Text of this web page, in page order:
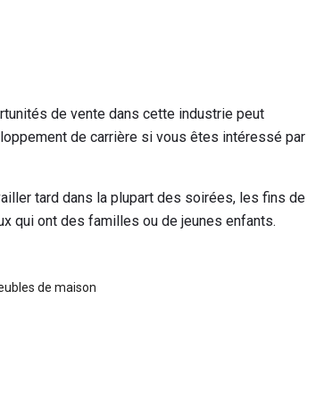
de vente dans cette industrie peut
de carrière si vous êtes intéressé par
tard dans la plupart des soirées, les fins de
qui ont des familles ou de jeunes enfants.
de maison